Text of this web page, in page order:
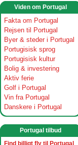
Viden om Portugal
Fakta om Portugal
Rejsen til Portugal
Byer & steder i Portugal
Portugisisk sprog
Portugisisk kultur
Bolig & investering
Aktiv ferie
Golf i Portugal
Vin fra Portugal
Danskere i Portugal
Portugal tilbud
Find billigt fly til Portugal